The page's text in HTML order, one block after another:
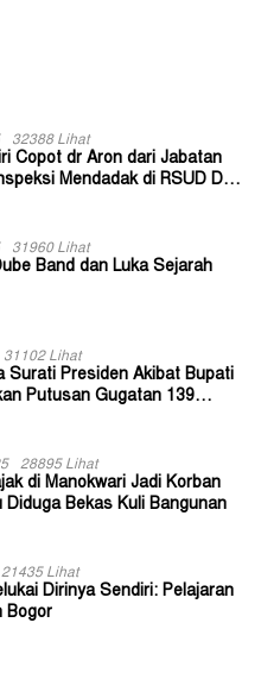
32388 Lihat
Copot dr Aron dari Jabatan
Mendadak di RSUD Dok
31960 Lihat
Band dan Luka Sejarah
31102 Lihat
Surati Presiden Akibat Bupati
Putusan Gugatan 139
28895 Lihat
di Manokwari Jadi Korban
Diduga Bekas Kuli Bangunan
21435 Lihat
Dirinya Sendiri: Pelajaran
Bogor